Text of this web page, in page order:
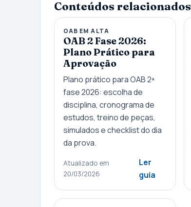
Conteúdos relacionados
OAB EM ALTA
OAB 2 Fase 2026:
Plano Prático para
Aprovação
Plano prático para OAB 2ª
fase 2026: escolha de
disciplina, cronograma de
estudos, treino de peças,
simulados e checklist do dia
da prova.
Atualizado em
20/03/2026
Ler
guia